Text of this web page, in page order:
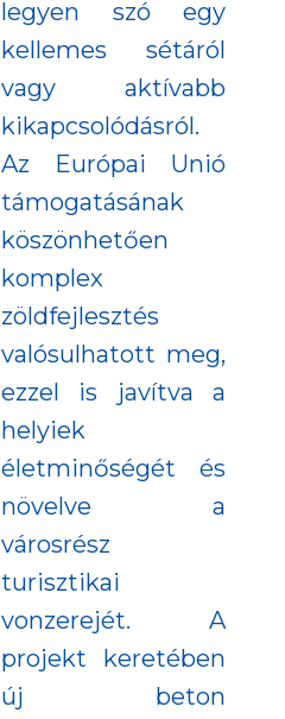
legyen szó egy
kellemes sétáról
vagy aktívabb
kikapcsolódásról.
Az Európai Unió
támogatásának
köszönhetően
komplex
zöldfejlesztés
valósulhatott meg,
ezzel is javítva a
helyiek
életminőségét és
növelve a
városrész
turisztikai
vonzerejét. A
projekt keretében
új beton